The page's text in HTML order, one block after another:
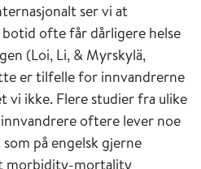
ser vi at
ofte får dårligere helse
(Loi, Li, & Myrskylä,
er tilfelle for innvandrerne
vi ikke. Flere studier fra ulike
oftere lever noe
på engelsk gjerne
morbidity-mortality